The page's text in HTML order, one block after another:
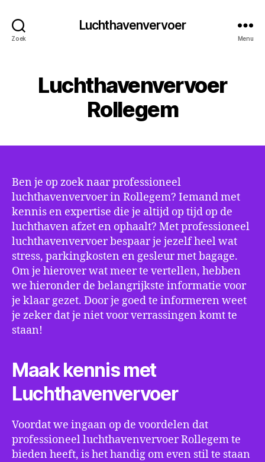
Zoek
Luchthavenvervoer
Menu
Luchthavenvervoer
Rollegem
Ben je op zoek naar professioneel
luchthavenvervoer in Rollegem? Iemand met
kennis en expertise die je altijd op tijd op de
luchthaven afzet en ophaalt? Met professioneel
luchthavenvervoer bespaar je jezelf heel wat
stress, parkingkosten en gesleur met bagage.
Om je hierover wat meer te vertellen, hebben
we hieronder de belangrijkste informatie voor
je klaar gezet. Door je goed te informeren weet
je zeker dat je niet voor verrassingen komt te
staan!
Maak kennis met
Luchthavenvervoer
Voordat we ingaan op de voordelen dat
professioneel luchthavenvervoer Rollegem te
bieden heeft, is het handig om even stil te staan